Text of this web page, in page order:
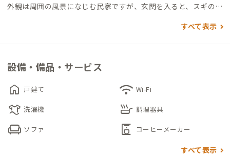
外観は周囲の風景になじむ民家ですが、玄関を入ると、スギの無
大きなちゃぶ台が据えられ、食事や読書、対話など、自然と人が
テレビは設けられておらず、徒歩圏内に商業施設も多くはありま
せん。その分、まちから少し離れた静かな環境の中で、自分の思
考や感覚と丁寧に向き合う時間が生まれます。少し足を延ばせ
ば、古民家を活用したコワーキングスペースもあり、気分に合わ
何かを消費するためではなく、立ち止まり、整えるために滞在す
すべて表示
設備・備品・サービス
home 戸建て wifi Wi-Fi
laundry 洗濯機 skillet 調理器具
chair ソファ coffee_maker コーヒーメーカー
すべて表示